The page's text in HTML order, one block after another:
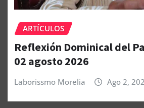
ARTÍCULOS
Reflexión Dominical del
02 agosto 2026
Laborissmo Morelia Ago 2,